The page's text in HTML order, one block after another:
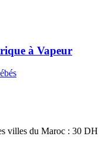
à Vapeur
villes du Maroc : 30 DH